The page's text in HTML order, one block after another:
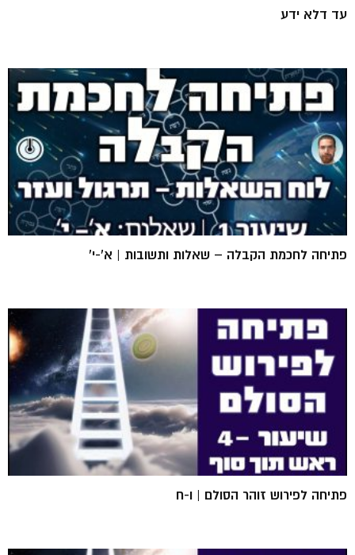
עד דלא ידע
פתיחה לחכמת הקבלה – שאלות ותשובות | א'-י'
פתיחה לפירוש זוהר הסולם | ו-ח